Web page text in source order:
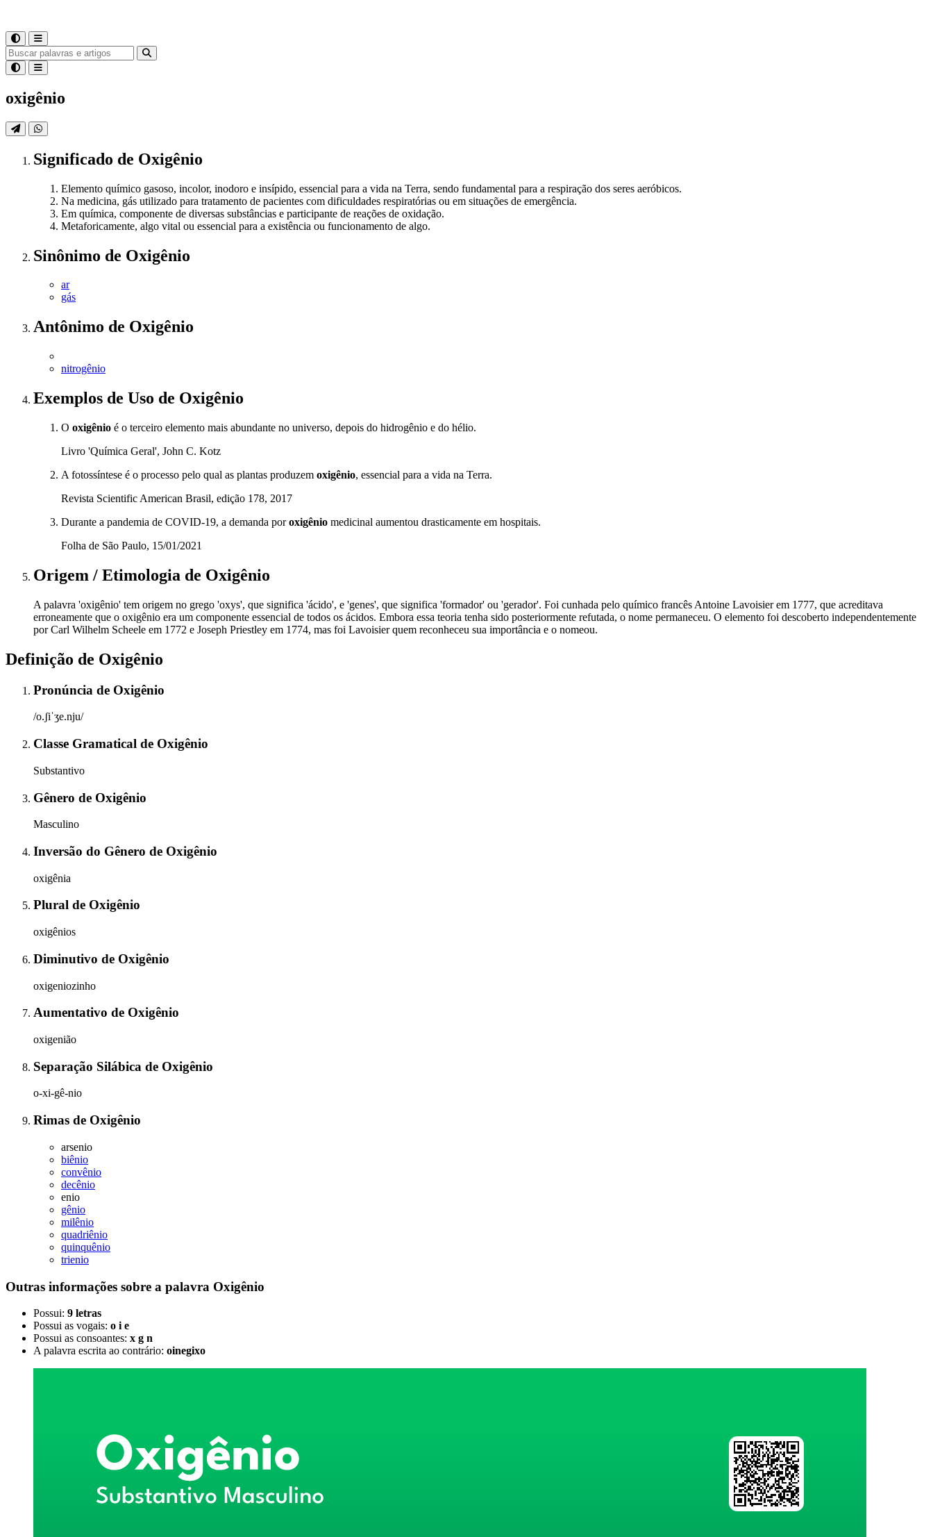
oxigênio
Significado de Oxigênio
Elemento químico gasoso, incolor, inodoro e insípido, essencial para a vida na Terra, sendo fundamental para a respiração dos seres aeróbicos.
Na medicina, gás utilizado para tratamento de pacientes com dificuldades respiratórias ou em situações de emergência.
Em química, componente de diversas substâncias e participante de reações de oxidação.
Metaforicamente, algo vital ou essencial para a existência ou funcionamento de algo.
Sinônimo de Oxigênio
ar
gás
Antônimo de Oxigênio
nitrogênio
Exemplos de Uso de Oxigênio
O oxigênio é o terceiro elemento mais abundante no universo, depois do hidrogênio e do hélio.
Livro 'Química Geral', John C. Kotz
A fotossíntese é o processo pelo qual as plantas produzem oxigênio, essencial para a vida na Terra.
Revista Scientific American Brasil, edição 178, 2017
Durante a pandemia de COVID-19, a demanda poroxigênio medicinal aumentou drasticamente em hospitais.
Folha de São Paulo, 15/01/2021
Origem / Etimologia de Oxigênio
A palavra 'oxigênio' tem origem no grego 'oxys', que significa 'ácido', e 'genes', que significa 'formador' ou 'gerador'. Foi cunhada pelo químico francês Antoine Lavoisier em 1777, que acreditava
erroneamente que o oxigênio era um componente essencial de todos os ácidos. Embora essa teoria tenha sido posteriormente refutada, o nome permaneceu. O elemento foi descoberto independentemente
por Carl Wilhelm Scheele em 1772 e Joseph Priestley em 1774, mas foi Lavoisier quem reconheceu sua importância e o nomeou.
Definição de Oxigênio
Pronúncia de Oxigênio
/o.ʃiˈʒe.nju/
Classe Gramatical de Oxigênio
Substantivo
Gênero de Oxigênio
Masculino
Inversão do Gênero de Oxigênio
oxigênia
Plural de Oxigênio
oxigênios
Diminutivo de Oxigênio
oxigeniozinho
Aumentativo de Oxigênio
oxigenião
Separação Silábica de Oxigênio
o-xi-gê-nio
Rimas de Oxigênio
arsenio
biênio
convênio
decênio
enio
gênio
milênio
quadriênio
quinquênio
trienio
Outras informações sobre a palavra Oxigênio
Possui: 9 letras
Possui as vogais: o i e
Possui as consoantes: x g n
A palavra escrita ao contrário: oinegixo